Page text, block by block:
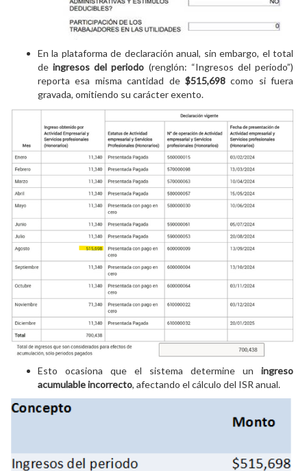
En la plataforma de declaración anual, sin embargo, el total
deingresos del periodo (renglón: “Ingresos del periodo”)
reporta esa misma cantidad de $515,698como si fuera
gravada, omitiendo su carácter exento.
Esto ocasiona que el sistema determine un ingreso
acumulable incorrecto, afectando el cálculo del ISR anual.